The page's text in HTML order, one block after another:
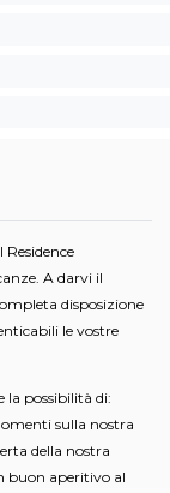
A darvi il
disposizione
le vostre
la possibilità di:
sulla nostra
della nostra
buon aperitivo al